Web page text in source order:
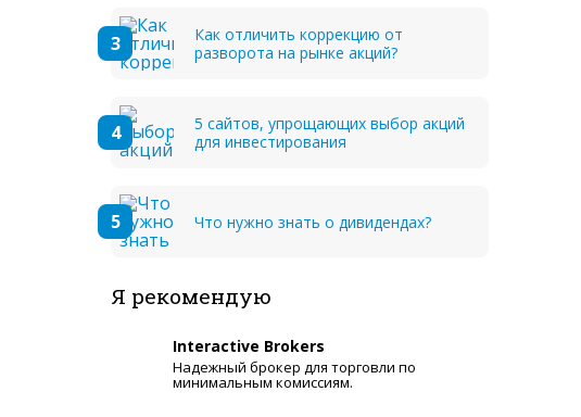
Как отличить коррекцию от
разворота на рынке акций?
5 сайтов, упрощающих выбор акций
для инвестирования
Что нужно знать о дивидендах?
Я рекомендую
Interactive Brokers
Надежный брокер для торговли по
минимальным комиссиям.